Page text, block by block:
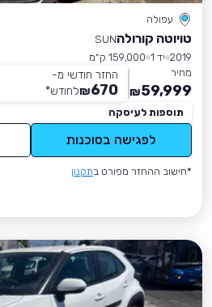
עפולה
טויוטה קורולהSUN
2019 יד 1
159,000 ק״מ
מחיר
59,999
₪
החזר חודשי מ-
670
₪לחודש*
תוספות לעיסקה
לפגישה בסוכנות
*חישוב ההחזר מפורט בתקנון